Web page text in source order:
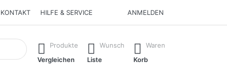
KONTAKT HILFE & SERVICE ANMELDEN
erste Ergebnisse. Drücken Sie die Eingabetaste, um alle
Produkte
Vergleichen
Wunsch
Liste
Waren
Korb